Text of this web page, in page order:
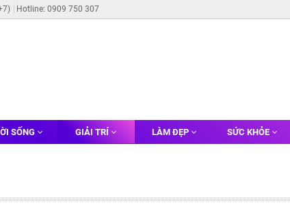
Hotline: 0909 750 307
SỐNG GIẢI TRÍ LÀM ĐẸP SỨC KHỎE